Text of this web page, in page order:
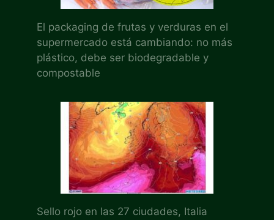
El packaging de frutas y verduras en el
supermercado está cambiando: no más
plástico, debe ser biodegradable y
compostable
Sello rojo en las 27 ciudades, Italia